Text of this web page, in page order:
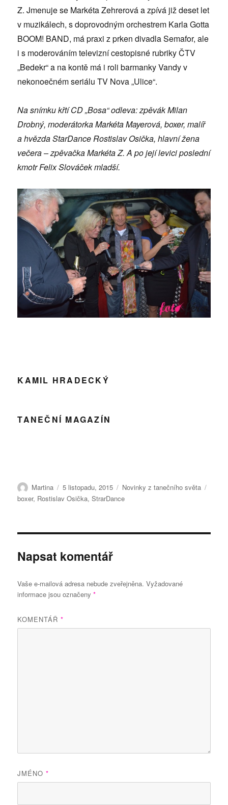
Z. Jmenuje se Markéta Zehrerová a zpívá již deset let
v muzikálech, s doprovodným orchestrem Karla Gotta
BOOM! BAND, má praxi z prken divadla Semafor, ale
i s moderováním televizní cestopisné rubriky ČTV
„Bedekr“ a na kontě má i roli barmanky Vandy v
nekonoečném seriálu TV Nova „Ulice“.
Na snímku křtí CD „Bosa“ odleva: zpěvák Milan
Drobný, moderátorka Markéta Mayerová, boxer, malíř
a hvězda StarDance Rostislav Osička, hlavní žena
večera – zpěvačka Markéta Z. A po její levici poslední
kmotr Felix Slováček mladší.
KAMIL HRADECKÝ
TANEČNÍ MAGAZÍN
Autor:
Martina Publikováno:
5 listopadu, 2015 Rubriky:
Novinky z tanečního světa
boxer, Rostislav Osička,StrarDance
Napsat komentář
Vaše e-mailová adresa nebude zveřejněna. Vyžadované
informace jsou označeny*
KOMENTÁŘ*
JMÉNO*